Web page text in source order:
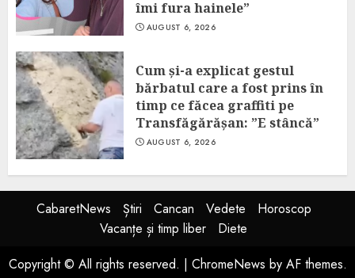
îmi fura hainele”
AUGUST 6, 2026
Cum și-a explicat gestul
bărbatul care a fost prins în
timp ce făcea graffiti pe
Transfăgărășan: ”E stâncă”
AUGUST 6, 2026
CabaretNews Știri Cancan Vedete
Horoscop
Vacanțe și timp liber
Diete
Copyright © All rights reserved. | ChromeNews by AF themes.